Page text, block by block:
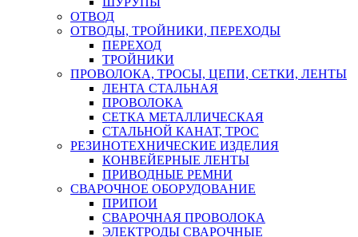
ОТВОД
ОТВОДЫ, ТРОЙНИКИ, ПЕРЕХОДЫ
ПЕРЕХОД
ТРОЙНИКИ
ПРОВОЛОКА, ТРОСЫ, ЦЕПИ, СЕТКИ, ЛЕНТЫ
ЛЕНТА СТАЛЬНАЯ
ПРОВОЛОКА
СЕТКА МЕТАЛЛИЧЕСКАЯ
СТАЛЬНОЙ КАНАТ, ТРОС
РЕЗИНОТЕХНИЧЕСКИЕ ИЗДЕЛИЯ
КОНВЕЙЕРНЫЕ ЛЕНТЫ
ПРИВОДНЫЕ РЕМНИ
СВАРОЧНОЕ ОБОРУДОВАНИЕ
ПРИПОИ
СВАРОЧНАЯ ПРОВОЛОКА
ЭЛЕКТРОДЫ СВАРОЧНЫЕ